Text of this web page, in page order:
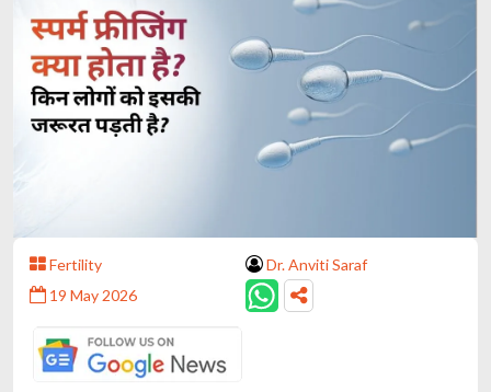
Fertility
Dr. Anviti Saraf
19 May 2026